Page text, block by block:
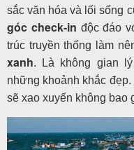
sắc văn hóa và lối sống
góc check-in độc đáo
trúc truyền thống làm
xanh. Là không gian
những khoảnh khắc
sẽ xao xuyến không bao